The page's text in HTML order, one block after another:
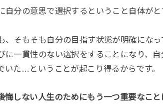
自分の意思で選択するということ自体がと
、そもそも自分の目指す状態が明確にな
に一貫性のない選択をすることになり、
いた…ということが起こり得るからです。
悔しない人生のためにもう一つ重要なこ